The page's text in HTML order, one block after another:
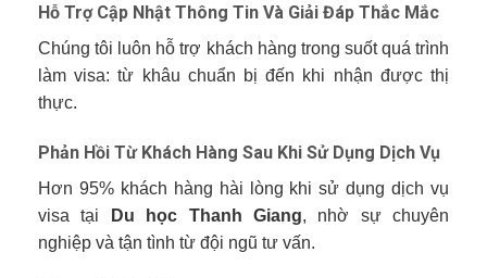
Hỗ Trợ Cập Nhật Thông Tin Và Giải Đáp Thắc Mắc
Chúng tôi luôn hỗ trợ khách hàng trong suốt quá trình
làm visa: từ khâu chuẩn bị đến khi nhận được thị
thực.
Phản Hồi Từ Khách Hàng Sau Khi Sử Dụng Dịch Vụ
Hơn 95% khách hàng hài lòng khi sử dụng dịch vụ
visa tại
Du học Thanh Giang, nhờ sự chuyên
nghiệp và tận tình từ đội ngũ tư vấn.